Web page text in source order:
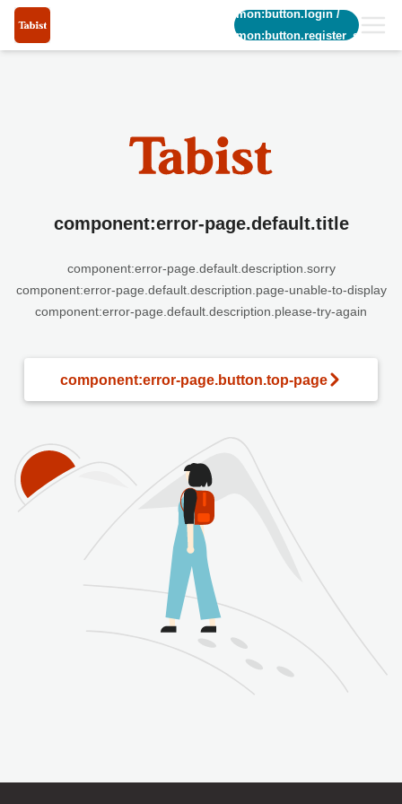
common:button.login/
common:button.register_short
component:error-page.default.title
component:error-page.default.description.sorry
component:error-page.default.description.page-unable-to-display
component:error-page.default.description.please-try-again
component:error-page.button.top-page